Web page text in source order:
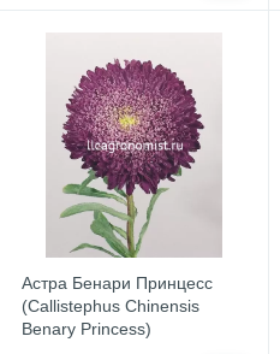
Астра Бенари Принцесс
(Callistephus Chinensis
Benary Princess)